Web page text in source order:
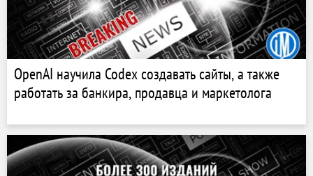
OpenAI научила Codex создавать сайты, а также
работать за банкира, продавца и маркетолога